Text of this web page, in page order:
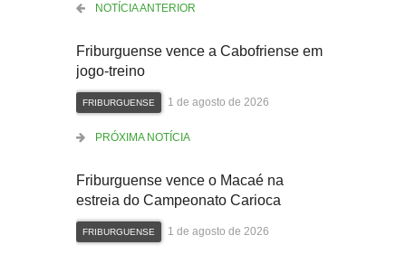
NOTÍCIA ANTERIOR
Friburguense vence a Cabofriense em
jogo-treino
FRIBURGUENSE 1 de agosto de 2026
PRÓXIMA NOTÍCIA
Friburguense vence o Macaé na
estreia do Campeonato Carioca
FRIBURGUENSE 1 de agosto de 2026